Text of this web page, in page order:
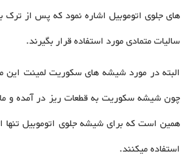
های جلوی اتوموبیل اشاره نمود که پس از ترک
سالیات متمادی مورد استفاده قرار بگیرند.
البته در مورد شیشه های سکوریت لمینت این
چون شیشه سکوریت به قطعات ریز در آمده و
همین است که برای شیشه جلوی اتوموبیل
استفاده میکنند.